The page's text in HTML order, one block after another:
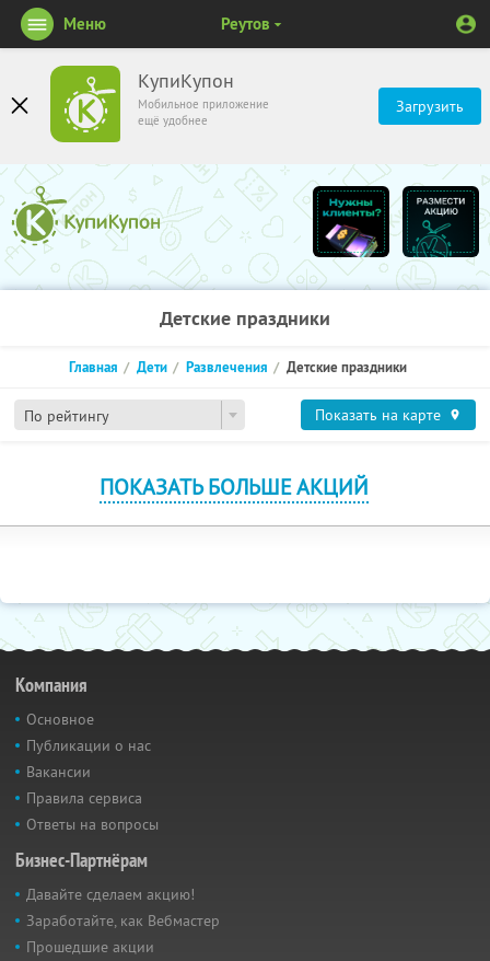
КупиКупон
Мобильное приложение
ещё удобнее
Загрузить
Меню Реутов
Детские праздники
По рейтингу
Главная Дети Развлечения Детские праздники
Показать на карте
ПОКАЗАТЬ БОЛЬШЕ АКЦИЙ
Компания
Основное
Публикации о нас
Вакансии
Правила сервиса
Ответы на вопросы
Бизнес-Партнёрам
Давайте сделаем акцию!
Заработайте, как Вебмастер
Прошедшие акции